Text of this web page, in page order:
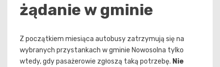
żądanie w gminie
Z początkiem miesiąca autobusy zatrzymują się na
wybranych przystankach w gminie Nowosolna tylko
wtedy, gdy pasażerowie zgłoszą taką potrzebę. Nie